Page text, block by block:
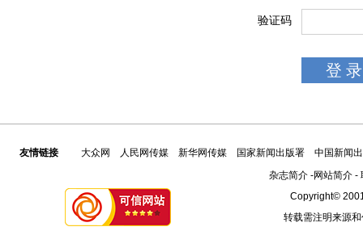
验证码
友情链接 大众网 人民网传媒 新华网传媒 国家新闻出版署
中国新闻
杂志简介 -网站简介 -
Copyright©
转载需注明来源